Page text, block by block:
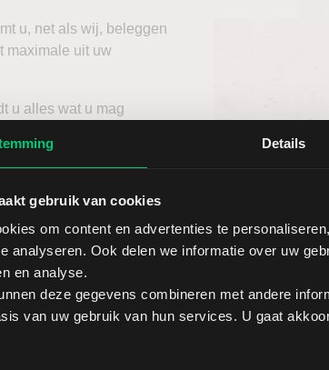
Details
gebruik van cookies
om content en advertenties te
analyseren. Ook delen we informatie over uw
en analyse.
deze gegevens combineren met andere
van uw gebruik van hun services. U gaat
u, net als wij, beleggen
maximale uit uw
u alles wat u mag
en intuïtief
een zeer uitgebreid
beurzen.